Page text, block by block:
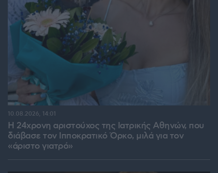
Η 24χρονη αριστούχος της Ιατρικής Αθηνών, που
διάβασε τον Ιπποκρατικό Όρκο, μιλά για τον
«άριστο γιατρό»
10.08.2026, 14:01